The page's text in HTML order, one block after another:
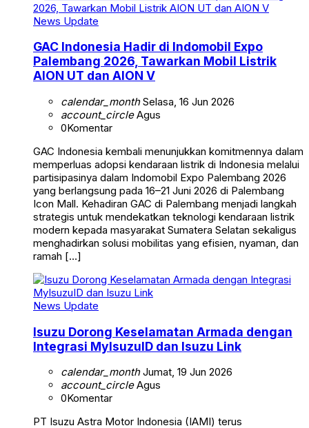
News Update
GAC Indonesia Hadir di Indomobil Expo
Palembang 2026, Tawarkan Mobil Listrik
AION UT dan AION V
calendar_monthSelasa, 16 Jun 2026
account_circleAgus
0Komentar
GAC Indonesia kembali menunjukkan komitmennya dalam
memperluas adopsi kendaraan listrik di Indonesia melalui
partisipasinya dalam Indomobil Expo Palembang 2026
yang berlangsung pada 16–21 Juni 2026 di Palembang
Icon Mall. Kehadiran GAC di Palembang menjadi langkah
strategis untuk mendekatkan teknologi kendaraan listrik
modern kepada masyarakat Sumatera Selatan sekaligus
menghadirkan solusi mobilitas yang efisien, nyaman, dan
ramah […]
News Update
Isuzu Dorong Keselamatan Armada dengan
Integrasi MyIsuzuID dan Isuzu Link
calendar_monthJumat, 19 Jun 2026
account_circleAgus
0Komentar
PT Isuzu Astra Motor Indonesia (IAMI) terus